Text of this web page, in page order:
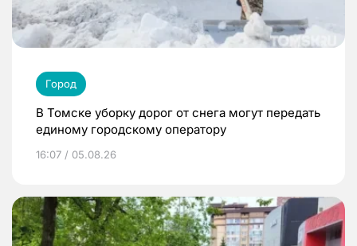
Город
В Томске уборку дорог от снега могут передать
единому городскому оператору
16:07 / 05.08.26